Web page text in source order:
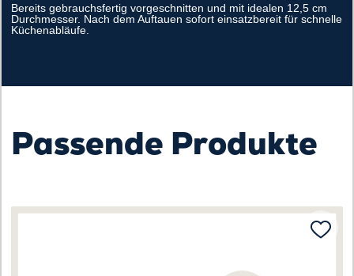
Bereits gebrauchsfertig vorgeschnitten und mit idealen 12,5 cm
Durchmesser. Nach dem Auftauen sofort einsatzbereit für schnelle
Küchenabläufe.
Passende Produkte